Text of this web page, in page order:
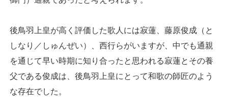
後鳥羽上皇が高く評価した歌人には寂蓮、藤原俊成（と
しなり／しゅんぜい）、西行らがいますが、中でも通親
を通じて早い時期に知り合ったと思われる寂蓮とその養
父である俊成は、後鳥羽上皇にとって和歌の師匠のよう
な存在でした。